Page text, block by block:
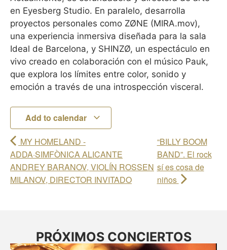
en Eyesberg Studio. En paralelo, desarrolla
proyectos personales como ZØNE (MIRA.mov),
una experiencia inmersiva diseñada para la sala
Ideal de Barcelona, y SHINZØ, un espectáculo en
vivo creado en colaboración con el músico Pauk,
que explora los límites entre color, sonido y
emoción a través de una introspección visceral.
Add to calendar
MY HOMELAND -
ADDA·SIMFÒNICA ALICANTE
ANDREY BARANOV, VIOLÍN ROSSEN
MILANOV, DIRECTOR INVITADO
“BILLY BOOM
BAND”. El rock
sí es cosa de
niños
PRÓXIMOS CONCIERTOS